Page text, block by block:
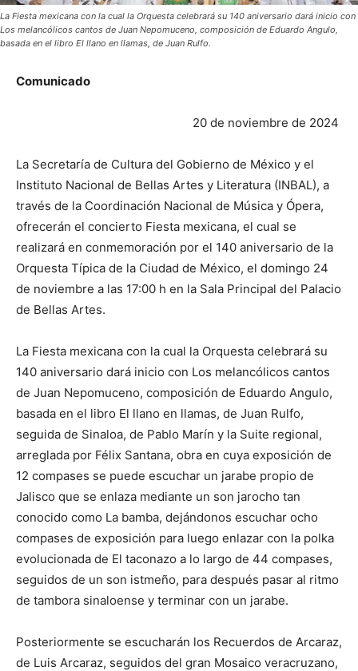
La Fiesta mexicana con la cual la Orquesta celebrará su 140 aniversario dará inicio con
Los melancólicos cantos de Juan Nepomuceno, composición de Eduardo Angulo,
basada en el libro El llano en llamas, de Juan Rulfo.
Comunicado
20 de noviembre de 2024
La Secretaría de Cultura del Gobierno de México y el
Instituto Nacional de Bellas Artes y Literatura (INBAL), a
través de la Coordinación Nacional de Música y Ópera,
ofrecerán el concierto Fiesta mexicana, el cual se
realizará en conmemoración por el 140 aniversario de la
Orquesta Típica de la Ciudad de México, el domingo 24
de noviembre a las 17:00 h en la Sala Principal del Palacio
de Bellas Artes.
La Fiesta mexicana con la cual la Orquesta celebrará su
140 aniversario dará inicio con Los melancólicos cantos
de Juan Nepomuceno, composición de Eduardo Angulo,
basada en el libro El llano en llamas, de Juan Rulfo,
seguida de Sinaloa, de Pablo Marín y la Suite regional,
arreglada por Félix Santana, obra en cuya exposición de
12 compases se puede escuchar un jarabe propio de
Jalisco que se enlaza mediante un son jarocho tan
conocido como La bamba, dejándonos escuchar ocho
compases de exposición para luego enlazar con la polka
evolucionada de El taconazo a lo largo de 44 compases,
seguidos de un son istmeño, para después pasar al ritmo
de tambora sinaloense y terminar con un jarabe.
Posteriormente se escucharán los Recuerdos de Arcaraz,
de Luis Arcaraz, seguidos del gran Mosaico veracruzano,